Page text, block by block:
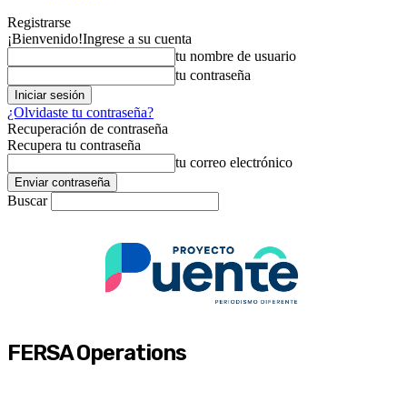
Registrarse
¡Bienvenido!Ingrese a su cuenta
tu nombre de usuario
tu contraseña
¿Olvidaste tu contraseña?
Recuperación de contraseña
Recupera tu contraseña
tu correo electrónico
Buscar
FERSA Operations